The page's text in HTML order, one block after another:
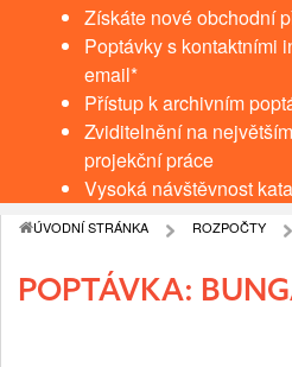
Získáte nové obchodní
Poptávky s kontaktními
email*
Přístup k archivním
Zviditelnění na
projekční práce
Vysoká návštěvnost
ÚVODNÍ STRÁNKA ROZPOČTY
POPTÁVKA: